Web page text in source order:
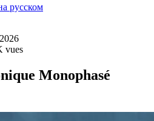
русском
vues
Monophasé